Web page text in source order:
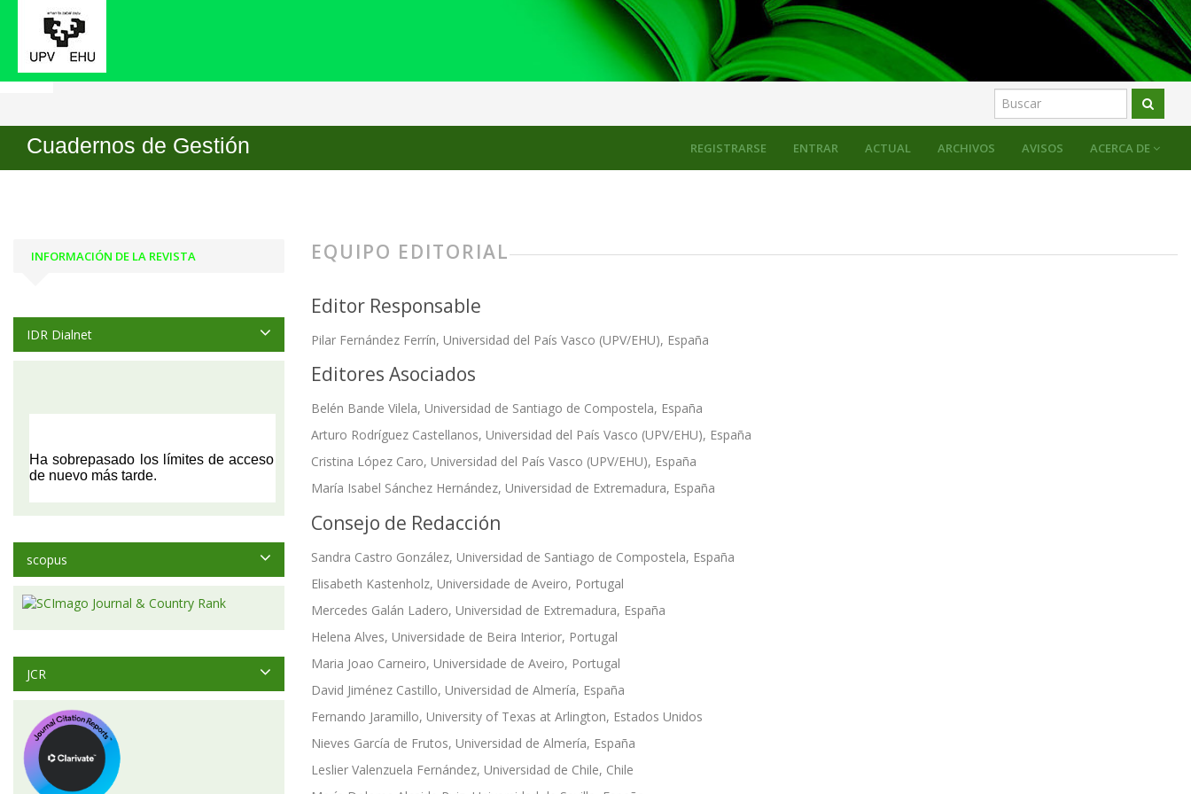
ACTUAL ARCHIVOS AVISOS ACERCA DE
REGISTRARSE ENTRAR
Cuadernos de Gestión
Inicio Equipo editorial
EQUIPO EDITORIAL
Editor Responsable
Pilar Fernández Ferrín, Universidad del País Vasco (UPV/EHU), España
Editores Asociados
Belén Bande Vilela, Universidad de Santiago de Compostela, España
Arturo Rodríguez Castellanos, Universidad del País Vasco (UPV/EHU), España
Cristina López Caro, Universidad del País Vasco (UPV/EHU), España
María Isabel Sánchez Hernández, Universidad de Extremadura, España
Consejo de Redacción
Sandra Castro González, Universidad de Santiago de Compostela, España
Elisabeth Kastenholz, Universidade de Aveiro, Portugal
Mercedes Galán Ladero, Universidad de Extremadura, España
Helena Alves, Universidade de Beira Interior, Portugal
Maria Joao Carneiro, Universidade de Aveiro, Portugal
David Jiménez Castillo, Universidad de Almería, España
Fernando Jaramillo, University of Texas at Arlington, Estados Unidos
Nieves García de Frutos, Universidad de Almería, España
Leslier Valenzuela Fernández, Universidad de Chile, Chile
INFORMACIÓN DE LA REVISTA
IDR Dialnet
scopus
JCR